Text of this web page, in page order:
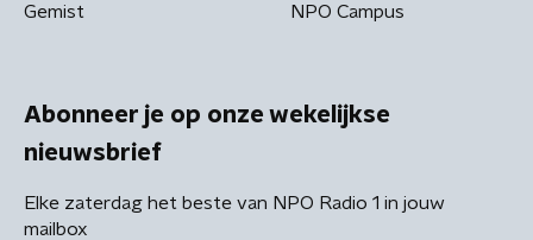
Gemist NPO Campus
Abonneer je op onze wekelijkse
nieuwsbrief
Elke zaterdag het beste van NPO Radio 1 in jouw
mailbox